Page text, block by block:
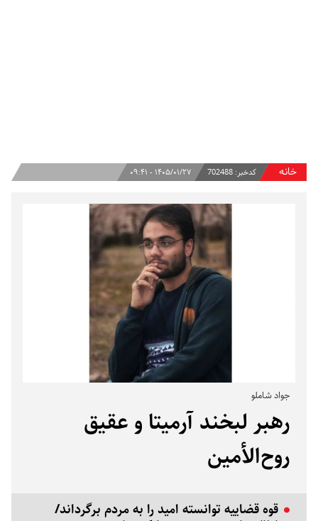
خانه کدخبر: 702488 ۱۴۰۵/۰۱/۲۷ - ۰۹:۴۱
جواد شاملو
رهبر لبخند آرمیتا و عقیق
روح‌الأمین
قوه قضاییه توانسته امید را به مردم برگرداند/